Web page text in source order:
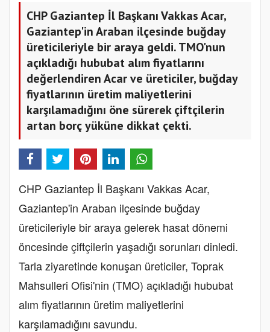
CHP Gaziantep İl Başkanı Vakkas Acar,
Gaziantep'in Araban ilçesinde buğday
üreticileriyle bir araya geldi. TMO'nun
açıkladığı hububat alım fiyatlarını
değerlendiren Acar ve üreticiler, buğday
fiyatlarının üretim maliyetlerini
karşılamadığını öne sürerek çiftçilerin
artan borç yüküne dikkat çekti.
CHP Gaziantep İl Başkanı Vakkas Acar,
Gaziantep'in Araban ilçesinde buğday
üreticileriyle bir araya gelerek hasat dönemi
öncesinde çiftçilerin yaşadığı sorunları dinledi.
Tarla ziyaretinde konuşan üreticiler, Toprak
Mahsulleri Ofisi'nin (TMO) açıkladığı hububat
alım fiyatlarının üretim maliyetlerini
karşılamadığını savundu.